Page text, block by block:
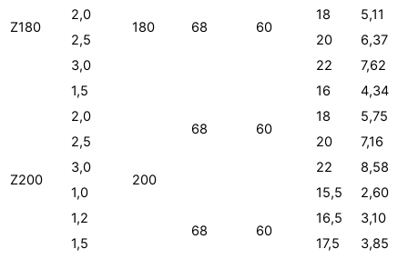
Z180 180 68 60
2,0
18
5,11
2,5
20
6,37
3,0
22 7,62
Z200
1,5
200
68 60
16
4,34
2,0
18
5,75
2,5
20
7,16
3,0
22
8,58
1,0
68 60
15,5
2,60
1,2
16,5
3,10
1,5
17,5
3,85